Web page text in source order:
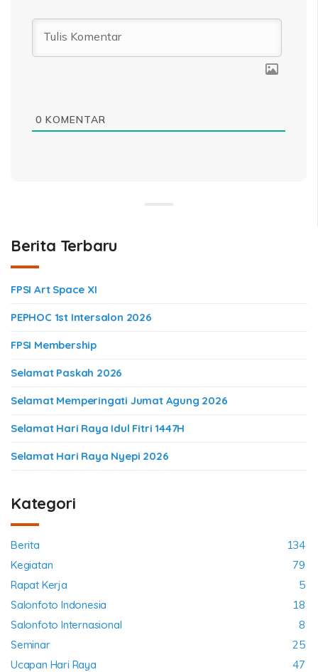
0 KOMENTAR
Berita Terbaru
FPSI Art Space XI
PEPHOC 1st Intersalon 2026
FPSI Membership
Selamat Paskah 2026
Selamat Memperingati Jumat Agung 2026
Selamat Hari Raya Idul Fitri 1447H
Selamat Hari Raya Nyepi 2026
Kategori
Berita
134
Kegiatan
79
Rapat Kerja
5
Salonfoto Indonesia
18
Salonfoto Internasional
8
Seminar
25
Ucapan Hari Raya
47